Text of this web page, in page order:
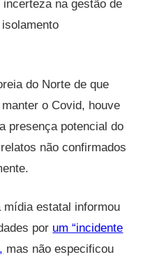
incerteza na gestão de
do Norte de que
o Covid, houve
presença potencial do
não confirmados
mídia estatal informou
por um “incidente
mas não especificou